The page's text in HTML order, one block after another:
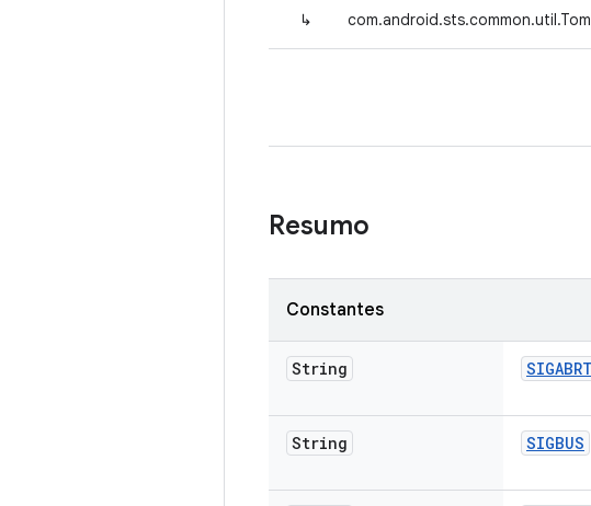
↳
Resumo
Constantes
String SIGABRT
String SIGBUS